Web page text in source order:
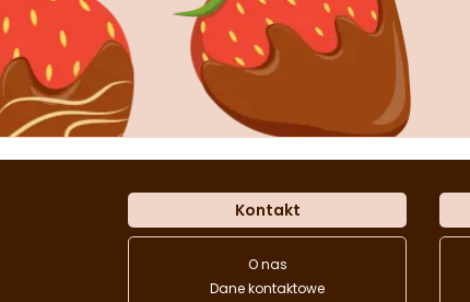
Kontakt
O nas
Dane kontaktowe